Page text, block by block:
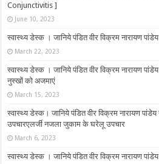
Conjunctivitis ]
June 10, 2023
स्वास्थ्य डेस्क । जानिये पंडित वीर विक्रम नारायण
March 22, 2023
स्वास्थ्य डेस्क । जानिये पंडित वीर विक्रम नारायण
नुस्‍खों को अजमाएं
March 15, 2023
स्वास्थ्य डेस्क। जानिये पंडित वीर विक्रम नारायण
उपचारएलर्जी नजला जुकाम के घरेलू उपचार
March 6, 2023
स्वास्थ्य डेस्क । जानिये पंडित वीर विक्रम नारायण